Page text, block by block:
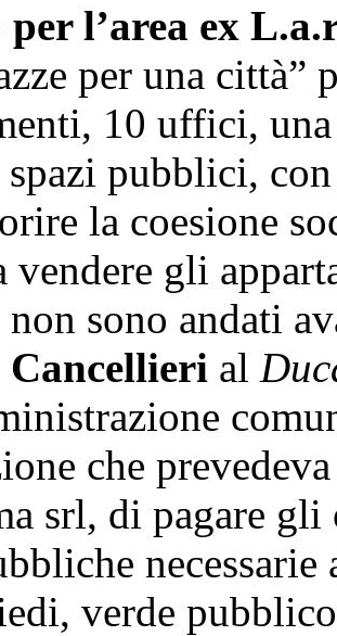
l’area ex
per una città”
10 uffici,
pubblici,
la coesione
vendere gli
sono andati
al
che
srl, di pagare
verde